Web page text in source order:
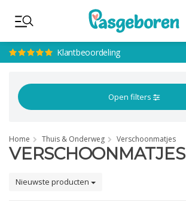
Klantbeoordeling
Open filters
Home Thuis & Onderweg Verschoonmatjes
VERSCHOONMATJES
Nieuwste producten